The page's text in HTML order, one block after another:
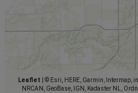
Leaflet
© Esri, HERE, Garmin, Intermap,
NRCAN, GeoBase, IGN, Kadaster NL,